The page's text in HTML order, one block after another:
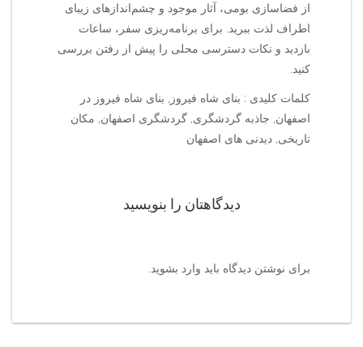
از فضاسازی بومی، آثار موجود و چشم‌اندازهای زیبای
اطراف لذت ببرید. برای برنامه‌ریزی سفر، ساعات
بازدید و نکات دسترسی محلی را پیش از رفتن بررسی
کنید.
کلمات کلیدی : بنای شاه فیروز, بنای شاه فیروز در
اصفهان, جاذبه گردشگری, گردشگری اصفهان, مکان
تاریخی, دیدنی های اصفهان
دیدگاهتان را بنویسید
برای نوشتن دیدگاه باید وارد بشوید